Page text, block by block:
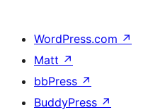
WordPress.com ↗
Matt ↗
bbPress ↗
BuddyPress ↗